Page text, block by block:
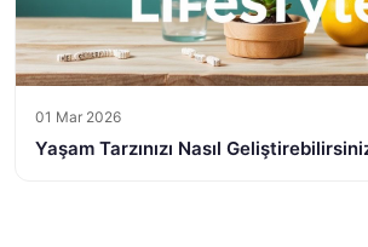
01 Mar 2026
Yaşam Tarzınızı Nasıl